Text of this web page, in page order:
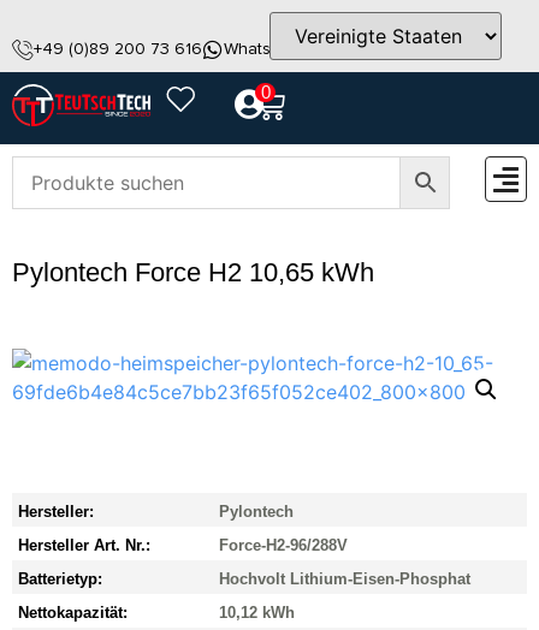
+49 (0)89 200 73 616 WhatsApp info@teutschtech.com
0
Pylontech Force H2 10,65 kWh
Hersteller:
Pylontech
Hersteller Art. Nr.:
Force-H2-96/288V
Batterietyp:
Hochvolt Lithium-Eisen-Phosphat
Nettokapazität:
10,12 kWh